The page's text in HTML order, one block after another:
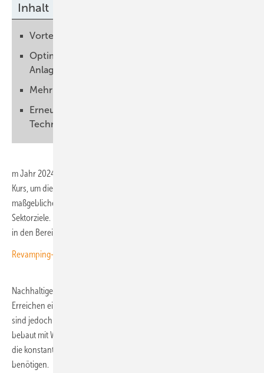
Inhalt
Vorteile für gemischt genutzte Stadtquartiere
Optimale Flächennutzung für Strom aus PV-
Anlagen
Mehr Lebensqualität für die Stadt
Erneuerbare Energien und innovative
Technologien vereinen
m Jahr 2024 war Deutschland laut Umweltbundesamt erstmals auf
Kurs, um die Klimaziele 2030 zu erreichen. Jedoch verfehlten die
maßgeblichen Sektoren Verkehr und vor allem Gebäude ihre
Sektorziele. Es gibt jedoch noch einiges an Potenzial, diese Ziele auch
in den Bereichen Verkehr und insbesondere Gebäude zu erreichen.
Revamping-Potenzial
Nachhaltige Stadtquartiere leisten einen wichtigen Beitrag für das
Erreichen einer Klimaneutralität bis 2045. Die Rahmenbedingungen
sind jedoch durchaus komplex: Stadtviertel sind in der Regel dicht
bebaut mit Wohn-, Gewerbe- und manchmal auch Industrieflächen,
die konstant Energie für Beleuchtung, Heizung, Kühlung und Geräte
benötigen.